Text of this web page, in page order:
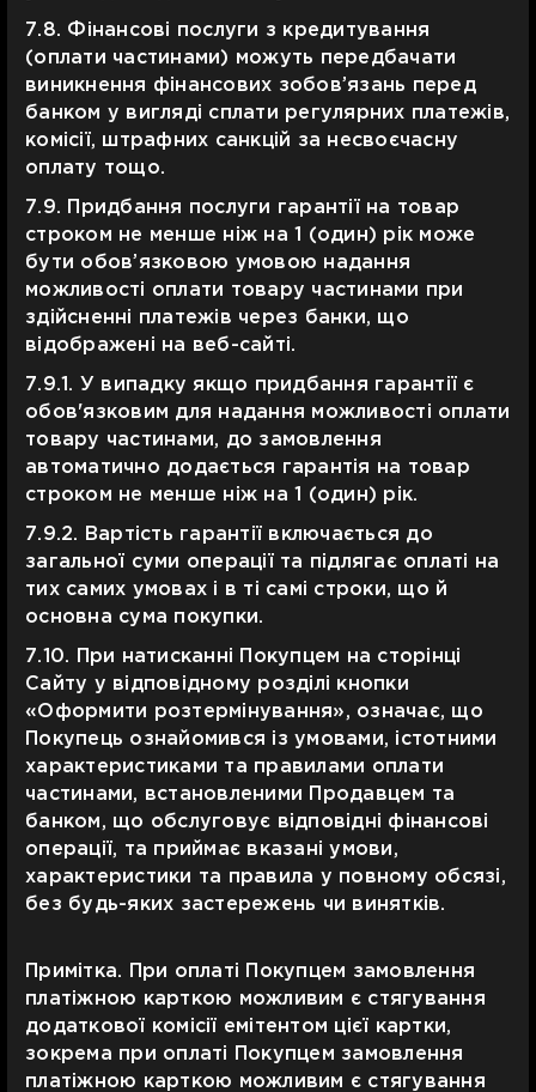
7.8. Фінансові послуги з кредитування
(оплати частинами) можуть передбачати
виникнення фінансових зобов’язань перед
банком у вигляді сплати регулярних платежів,
комісії, штрафних санкцій за несвоєчасну
оплату тощо.
7.9. Придбання послуги гарантії на товар
строком не менше ніж на 1 (один) рік може
бути обов’язковою умовою надання
можливості оплати товару частинами при
здійсненні платежів через банки, що
відображені на веб-сайті.
7.9.1. У випадку якщо придбання гарантії є
обов'язковим для надання можливості оплати
товару частинами, до замовлення
автоматично додається гарантія на товар
строком не менше ніж на 1 (один) рік.
7.9.2. Вартість гарантії включається до
загальної суми операції та підлягає оплаті на
тих самих умовах і в ті самі строки, що й
основна сума покупки.
7.10. При натисканні Покупцем на сторінці
Сайту у відповідному розділі кнопки
«Оформити розтермінування», означає, що
Покупець ознайомився із умовами, істотними
характеристиками та правилами оплати
частинами, встановленими Продавцем та
банком, що обслуговує відповідні фінансові
операції, та приймає вказані умови,
характеристики та правила у повному обсязі,
без будь-яких застережень чи винятків.
Примітка. При оплаті Покупцем замовлення
платіжною карткою можливим є стягування
додаткової комісії емітентом цієї картки,
зокрема при оплаті Покупцем замовлення
платіжною карткою можливим є стягування